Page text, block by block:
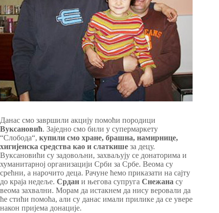
Данас смо завршили акцију помоћи породици
Вуксановић. Заједно смо били у супермаркету
“Слобода“, купили смо хране, брашна, намирнице,
хигијенска средства као и слаткише за децу.
Вуксановићи су задовољни, захваљују се донаторима и
хуманитарној организацији Срби за Србе. Веома су
срећни, а нарочито деца. Рачуне ћемо приказати на сајту
до краја недеље. Срдан и његова супруга Снежана су
веома захвални. Морам да истакнем да нису веровали да
ће стићи помоћа, али су данас имали прилике да се увере
након пријема донације.